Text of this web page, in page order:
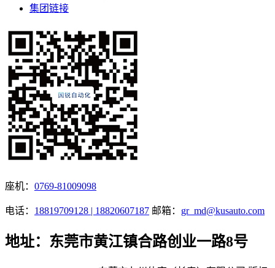
集团链接
座机： 0769-81009098
电话： 18819709128 | 18820607187 邮箱： gr_md@kusauto.com
地址：东莞市黄江镇合路创业一路8号